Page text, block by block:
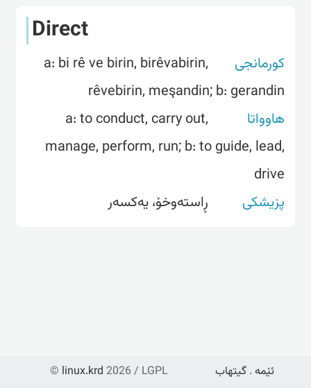
Direct
کورمانجی
a: bi rê ve birin, birêvabirin,
rêvebirin, meşandin; b: gerandin
هاوواتا
a: to conduct, carry out,
manage, perform, run; b: to guide, lead,
drive
پزیشکی
ڕاستەوخۆ، یەکسەر
© linux.krd 2026 / LGPL ئێمە . گیتهاب